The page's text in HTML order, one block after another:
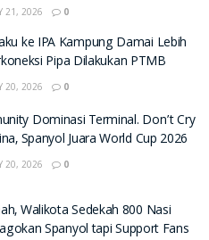
21, 2026 0
ke IPA Kampung Damai Lebih
Pipa Dilakukan PTMB
20, 2026 0
Dominasi Terminal. Don’t Cry
Spanyol Juara World Cup 2026
20, 2026 0
Walikota Sedekah 800 Nasi
Spanyol tapi Support Fans